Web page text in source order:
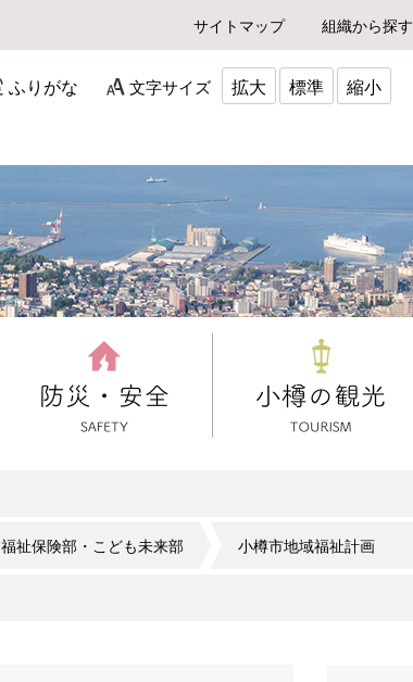
サイトマップ 組織から探す
ふりがな 文字サイズ 拡大 標準 縮小
福祉保険部・こども未来部 小樽市地域福祉計画